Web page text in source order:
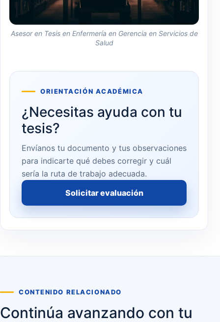
Asesor en Tesis en Enfermería en Gerencia en Servicios de
Salud
ORIENTACIÓN ACADÉMICA
¿Necesitas ayuda con tu
tesis?
Envíanos tu documento y tus observaciones
para indicarte qué debes corregir y cuál
sería la ruta de trabajo adecuada.
Solicitar evaluación
CONTENIDO RELACIONADO
Continúa avanzando con tu